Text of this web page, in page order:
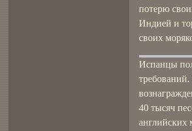
потерю
Индией и
своих
Испанцы
требований.
40 тысяч
английских